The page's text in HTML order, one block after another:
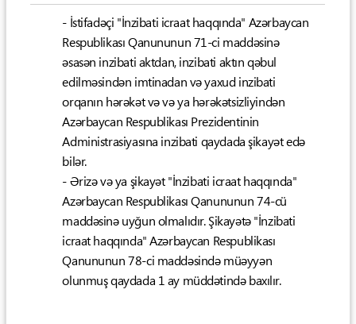
- İstifadəçi "İnzibati icraat haqqında" Azərbaycan
Respublikası Qanununun 71-ci maddəsinə
əsasən inzibati aktdan, inzibati aktın qəbul
edilməsindən imtinadan və yaxud inzibati
orqanın hərəkət və və ya hərəkətsizliyindən
Azərbaycan Respublikası Prezidentinin
Administrasiyasına inzibati qaydada şikayət edə
bilər.
- Ərizə və ya şikayət "İnzibati icraat haqqında"
Azərbaycan Respublikası Qanununun 74-cü
maddəsinə uyğun olmalıdır. Şikayətə "İnzibati
icraat haqqında" Azərbaycan Respublikası
Qanununun 78-ci maddəsində müəyyən
olunmuş qaydada 1 ay müddətində baxılır.